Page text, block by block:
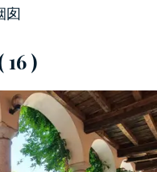
囱
16 )